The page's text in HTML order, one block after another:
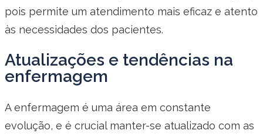
pois permite um atendimento mais eficaz e atento
às necessidades dos pacientes.
Atualizações e tendências na
enfermagem
A enfermagem é uma área em constante
evolução, e é crucial manter-se atualizado com as